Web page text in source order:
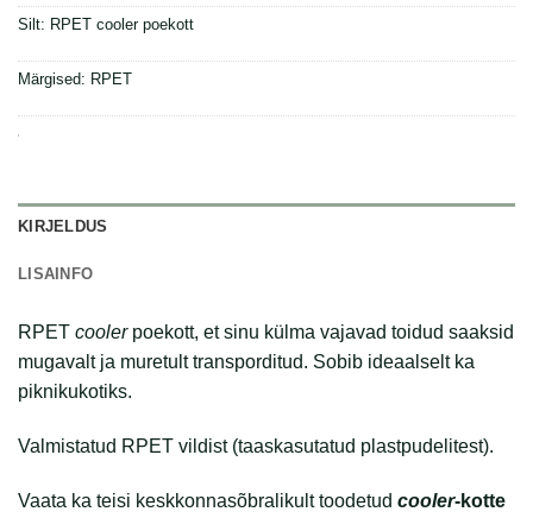
Silt: RPET cooler poekott
Märgised: RPET
KIRJELDUS
LISAINFO
RPET coolerpoekott, et sinu külma vajavad toidud saaksid
mugavalt ja muretult transporditud. Sobib ideaalselt ka
piknikukotiks.
Valmistatud RPET vildist (taaskasutatud plastpudelitest).
Vaata ka teisi keskkonnasõbralikult toodetud cooler-kotte